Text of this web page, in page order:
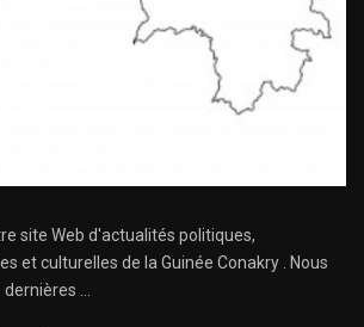
site Web d'actualités politiques,
et culturelles de la Guinée Conakry . Nous
...